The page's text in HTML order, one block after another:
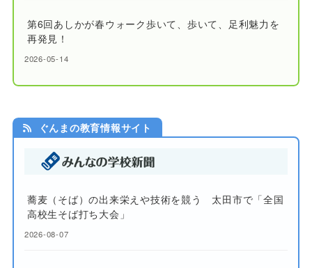
第6回あしかが春ウォーク歩いて、歩いて、足利魅力を
再発見！
2026-05-14
ぐんまの教育情報サイト
蕎麦（そば）の出来栄えや技術を競う 太田市で「全国
高校生そば打ち大会」
2026-08-07